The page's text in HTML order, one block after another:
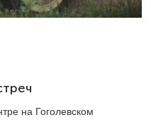
на Гоголевском